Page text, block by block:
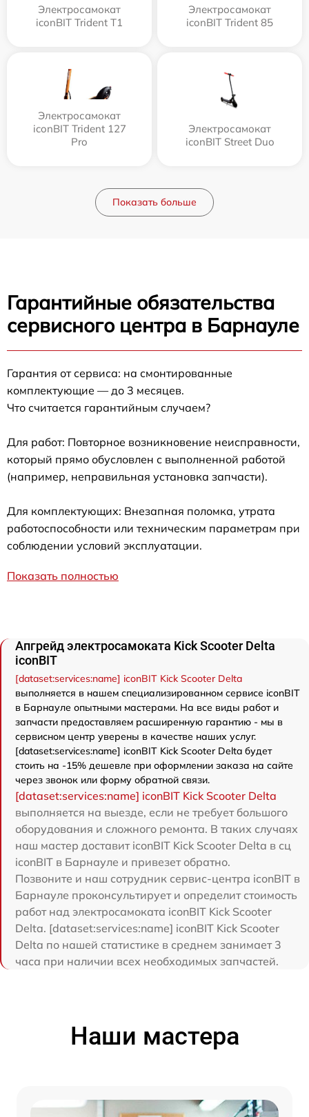
Электросамокат
iconBIT Trident T1
Электросамокат
iconBIT Trident 85
Электросамокат
iconBIT Trident 127
Pro
Электросамокат
iconBIT Street Duo
Показать больше
Гарантийные обязательства
сервисного центра в Барнауле
Гарантия от сервиса: на смонтированные
комплектующие — до 3 месяцев.
Что считается гарантийным случаем?
Для работ: Повторное возникновение неисправности,
который прямо обусловлен с выполненной работой
(например, неправильная установка запчасти).
Для комплектующих: Внезапная поломка, утрата
работоспособности или техническим параметрам при
соблюдении условий эксплуатации.
Показать полностью
Апгрейд электросамоката Kick Scooter Delta
iconBIT
[dataset:services:name] iconBIT Kick Scooter Delta
выполняется в нашем специализированном сервисе iconBIT
в Барнауле опытными мастерами. На все виды работ и
запчасти предоставляем расширенную гарантию - мы в
сервисном центр уверены в качестве наших услуг.
[dataset:services:name] iconBIT Kick Scooter Delta будет
стоить на -15% дешевле при оформлении заказа на сайте
через звонок или форму обратной связи.
[dataset:services:name] iconBIT Kick Scooter Delta
выполняется на выезде, если не требует большого
оборудования и сложного ремонта. В таких случаях
наш мастер доставит iconBIT Kick Scooter Delta в сц
iconBIT в Барнауле и привезет обратно.
Позвоните и наш сотрудник сервис-центра iconBIT в
Барнауле проконсультирует и определит стоимость
работ над электросамоката iconBIT Kick Scooter
Delta. [dataset:services:name] iconBIT Kick Scooter
Delta по нашей статистике в среднем занимает 3
часа при наличии всех необходимых запчастей.
Наши мастера